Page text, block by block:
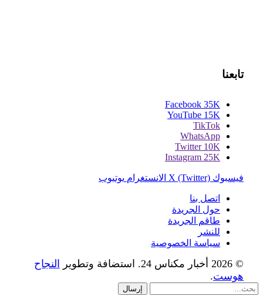
تابعنا
Facebook 35K
YouTube 15K
TikTok
WhatsApp
Twitter 10K
Instagram 25K
فيسبوك X (Twitter) الانستغرام يوتيوب
اتصل بنا
حول الجريدة
طاقم الجريدة
للنشر
سياسة الخصوصية
© 2026 أخبار مكناس 24. استضافة وتطوير
النجاح
هوست.
إرسال